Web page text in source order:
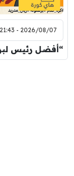
2026/08/07 - 21:43
“أفضل رئيس